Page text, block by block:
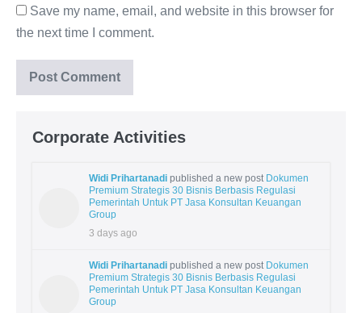
Save my name, email, and website in this browser for
the next time I comment.
Corporate Activities
Widi Prihartanadi published a new post Dokumen
Premium Strategis 30 Bisnis Berbasis Regulasi
Pemerintah Untuk PT Jasa Konsultan Keuangan
Group
3 days ago
Widi Prihartanadi published a new post Dokumen
Premium Strategis 30 Bisnis Berbasis Regulasi
Pemerintah Untuk PT Jasa Konsultan Keuangan
Group